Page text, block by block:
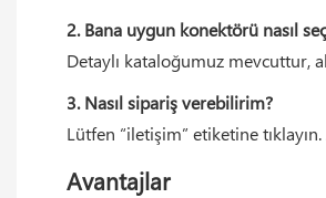
2. Bana uygun konektörü nasıl
Detaylı kataloğumuz mevcuttur,
3. Nasıl sipariş verebilirim?
Lütfen “iletişim” etiketine
Avantajlar